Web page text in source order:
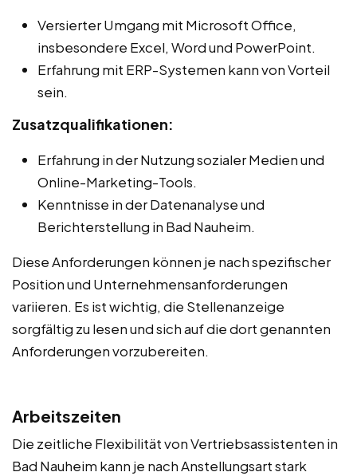
Versierter Umgang mit Microsoft Office,
insbesondere Excel, Word und PowerPoint.
Erfahrung mit ERP-Systemen kann von Vorteil
sein.
Zusatzqualifikationen:
Erfahrung in der Nutzung sozialer Medien und
Online-Marketing-Tools.
Kenntnisse in der Datenanalyse und
Berichterstellung in Bad Nauheim.
Diese Anforderungen können je nach spezifischer
Position und Unternehmensanforderungen
variieren. Es ist wichtig, die Stellenanzeige
sorgfältig zu lesen und sich auf die dort genannten
Anforderungen vorzubereiten.
Arbeitszeiten
Die zeitliche Flexibilität von Vertriebsassistenten in
Bad Nauheim kann je nach Anstellungsart stark